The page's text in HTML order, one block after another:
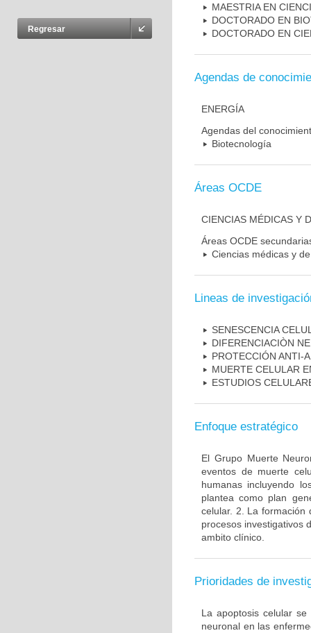
Regresar
MAESTRIA EN
DOCTORADO EN
DOCTORADO EN
Agendas de
ENERGÍA
Agendas del
Biotecnología
Áreas OCDE
CIENCIAS MÉDICAS Y
Áreas OCDE
Ciencias médicas y
Lineas de
SENESCENCIA
DIFERENCIACIÒN
PROTECCIÓN ANTI-
MUERTE CELULAR
ESTUDIOS
Enfoque estratégico
El Grupo Muerte
eventos de muerte
humanas incluyendo
plantea como plan
celular. 2. La formación
procesos investigativos
ambito clínico.
Prioridades de
La apoptosis celular
neuronal en las